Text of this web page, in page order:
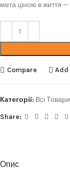
мета ціною в життя —
Compare
Категорії: Всі Товари
Share:
Опис